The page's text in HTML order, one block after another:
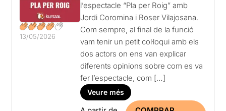
13/05/2026
l’espectacle “Pla per Roig” amb
Jordi Coromina i Roser Vilajosana.
Com sempre, al final de la funció
vam tenir un petit col·loqui amb els
dos actors on ens van explicar
diferents opinions sobre com es va
fer l’espectacle, com […]
Veure més